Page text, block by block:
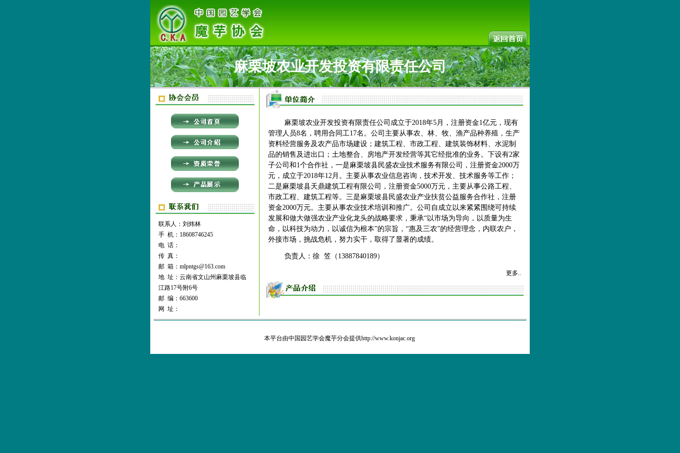
麻栗坡农业开发投资有限责任公司
联系人：刘炜林
手 机：18608746245
电 话：
传 真：
邮 箱：mlpntgs@163.com
地 址：云南省文山州麻栗坡县临
江路17号附6号
邮 编：663600
网 址：
麻栗坡农业开发投资有限责任公司成立于2018年5月，注册资金1亿元，现有
管理人员8名，聘用合同工17名。公司主要从事农、林、牧、渔产品种养殖，生产
资料经营服务及农产品市场建设；建筑工程、市政工程、建筑装饰材料、水泥制
品的销售及进出口；土地整合、房地产开发经营等其它经批准的业务。下设有2家
子公司和 1个合作社，一是麻栗坡县民盛农业技术服务有限公司，注册资金2000万
元，成立于2018年12月。主要从事农业信息咨询，技术开发、技术服务等工作；
二是麻栗坡县天鼎建筑工程有限公司，注册资金5000万元，主要从事公路工程、
市政工程、建筑工程等。三是麻栗坡县民盛农业产业扶贫公益服务合作社，注册
资金2000万元。主要从事农业技术培训和推广。公司自成立以来紧紧围绕可持续
发展和做大做强农业产业化龙头的战略要求，秉承“以市场为导向，以质量为生
命，以科技为动力，以诚信为根本”的宗旨，“惠及三农”的经营理念，内联农户，
外接市场，挑战危机，努力实干，取得了显著的成绩。
负责人：徐 笠（ 13887840189）
更多..
本平台由中国园艺学会魔芋分会提供http://www.konjac.org